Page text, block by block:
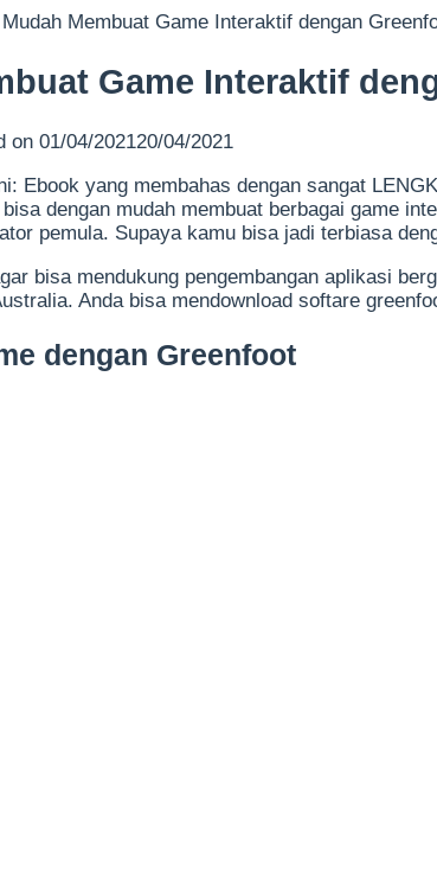
Mudah Membuat Game Interaktif dengan
Game Interaktif
on 01/04/202120/04/2021
Ebook yang membahas dengan sangat
dengan mudah membuat berbagai game
pemula. Supaya kamu bisa jadi terbiasa
bisa mendukung pengembangan aplikasi
Anda bisa mendownload softare
dengan Greenfoot